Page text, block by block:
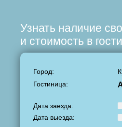
Узнать наличие
и стоимость в
Город:
Гостиница:
Дата заезда:
Дата выезда: